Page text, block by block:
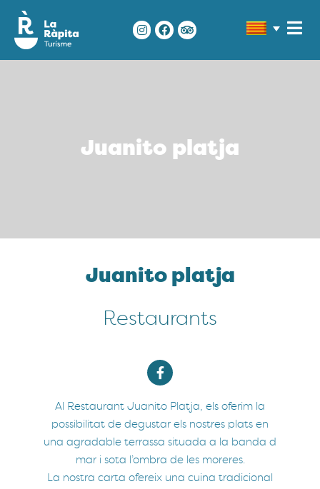
Juanito platja
Juanito platja
Restaurants
Al Restaurant Juanito Platja, els oferim la
possibilitat de degustar els nostres plats en
una agradable terrassa situada a la banda d
mar i sota l’ombra de les moreres.
La nostra carta ofereix una cuina tradicional